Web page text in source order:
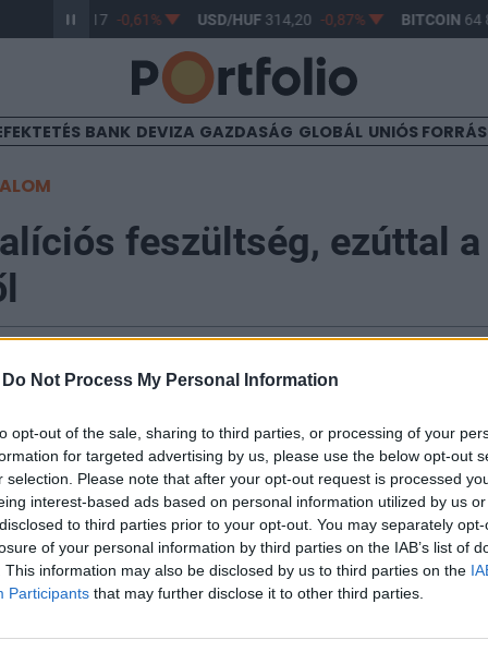
Do Not Process My Personal Information
opt-out of the sale, sharing to third parties, or processing of your
for targeted advertising by us, please use the below opt-out
selection. Please note that after your opt-out request is processed
interest-based ads based on personal information utilized by us
to third parties prior to your opt-out. You may separately
of your personal information by third parties on the IAB’s list of
This information may also be disclosed by us to third parties on the
Participants that may further disclose it to other third parties.
363,17 -0,61% USD/HUF314,20 -0,87% BITCOIN64
BANK DEVIZA GAZDASÁG GLOBÁL UNIÓS
feszültség, ezúttal
vita lesz az SZDSZ által szorgalmazott
- vélik a szocialisták, akik a
ezen lépéseket. Az SZDSZ-nél úgy tartják,
a jövő évi büdzsében az állami működési
az általuk javasolt intézkedések végrehajtására. Az
ilyen ötletekkel előállni azt követően, hogy
költségvetési tételekről, finoman szólva is udvariatlan.